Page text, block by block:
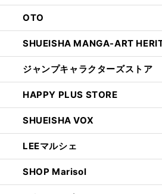
OTO
SHUEISHA MANGA-ART
ジャンプキャラクターズストア
HAPPY PLUS STORE
SHUEISHA VOX
LEEマルシェ
SHOP Marisol